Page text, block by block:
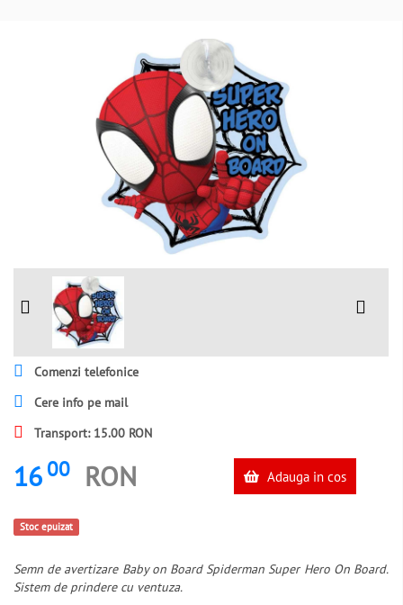
Comenzi telefonice
Cere info pe mail
Transport: 15.00 RON
16 00 RON Adauga in cos
Stoc epuizat
Semn de avertizare Baby on Board Spiderman Super Hero On Board.
Sistem de prindere cu ventuza.